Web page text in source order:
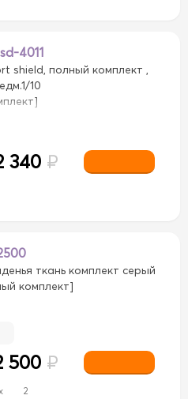
sd-4011
shield, полный комплект ,
10
340 ₽
ткань комплект серый
комплект]
2
500 ₽